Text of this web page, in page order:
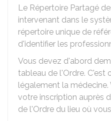
Le Répertoire Partagé
intervenant dans le
répertoire unique de
d'identifier les
Vous devez d'abord
tableau de l'Ordre. C'est
légalement la
votre inscription auprès
de l'Ordre du lieu où